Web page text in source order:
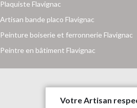
Plaquiste Flavignac
Artisan bande placo Flavignac
Peinture boiserie et ferronnerie Flavignac
Peintre en bâtiment Flavignac
Votre Artisan